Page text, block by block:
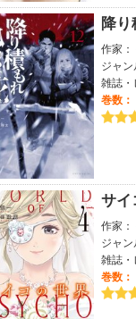
降り
作家：
ジャン
雑誌・
巻数：
サイ
作家：
ジャン
雑誌・
巻数：